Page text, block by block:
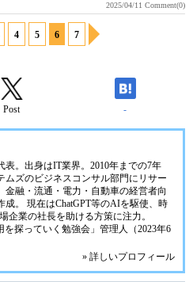
2025/04/11 Comment(0)
4 5 6 7
Post -
表。出身はIT業界。2010年までの7年
ムズのビジネスコンサル部門にリサー
金融・流通・電力・自動車の経営者向
成。 現在はChatGPT等のAIを駆使、時
企業の社長を助ける方策に注力。
を探っていく勉強会」管理人（2023年6
» 詳しいプロフィール